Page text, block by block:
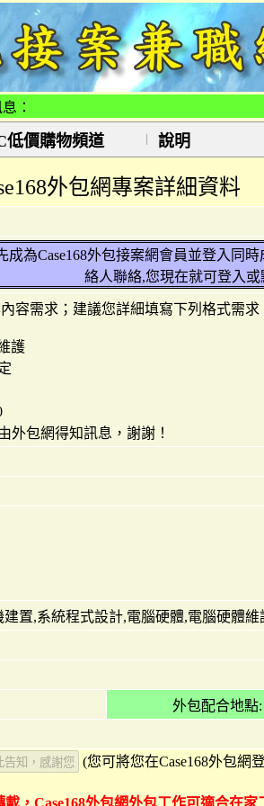
：
低價購物頻道 說明
外包網專案詳細資料
成為Case168外包接案網會員並登入同
絡人聯絡,您現在就可登入或
容需求；建議您詳細填寫下列格式需求
護
外包網得知訊息，謝謝！
置,系統程式設計,電腦硬體,電腦硬體維
外包配合地點:
(您可將您在Case168外包網
，Case168外包網外包工作可適合在家